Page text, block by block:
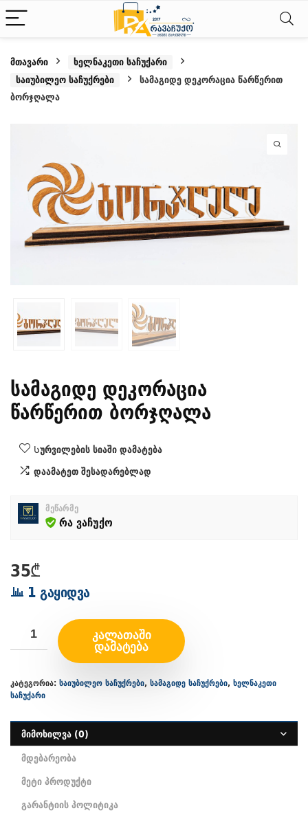
მთავარი
ხელნაკეთი საჩუქარი
საიუბილეო საჩუქრები
სამაგიდე დეკორაცია წარწერით
ბორჯღალა
სამაგიდე დეკორაცია
წარწერით ბორჯღალა
Სურვილების სიაში დამატება
დაამატეთ შესადარებლად
მეწარმე
რა ვაჩუქო
35₾
1 გაყიდვა
ᲙᲐᲚᲐᲗᲐᲨᲘ
ᲓᲐᲛᲐᲢᲔᲑᲐ
კატეგორია: საიუბილეო საჩუქრები, სამაგიდე საჩუქრები, ხელნაკეთი
საჩუქარი
მიმოხილვა (0)
მდებარეობა
მეტი პროდუქტი
გარანტიის პოლიტიკა